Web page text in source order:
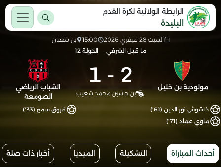
الرابطة الولائية لكرة القدم
البليدة
السبت 28 فيفري 2026 15:00
بن شعبان
ما قبل الشرفي
الجولة 12
مولودية بن خليل 2
-
1
بن حاسين محمد شعيب
الشباب الرياضي
الصومعة
خاشوش نور الدين (61')
ماوي عماد (71')
فروق سمير (33')
أحداث المباراة التشكيلة الميديا أخبار ذات صلة